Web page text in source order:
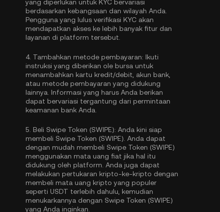
yang diperlukan untuk KYC bervariasi
berdasarkan kebangsaan dan wilayah Anda.
Pengguna yang lulus verifikasi KYC akan
mendapatkan akses ke lebih banyak fitur dan
layanan di platform tersebut.
4. Tambahkan metode pembayaran: Ikuti
instruksi yang diberikan ole bursa untuk
menambahkan kartu kredit/debit, akun bank,
atau metode pembayaran yang didukung
lainnya. Informasi yang harus Anda berikan
dapat bervariasi tergantung dari permintaan
keamanan bank Anda.
5. Beli Swipe Token (SWIPE): Anda kini siap
membeli Swipe Token (SWIPE). Anda dapat
dengan mudah membeli Swipe Token (SWIPE)
menggunakan mata uang fiat jika hal itu
didukung oleh platform. Anda juga dapat
melakukan pertukaran kripto-ke-kripto dengan
membeli mata uang kripto yang populer
seperti USDT terlebih dahulu, kemudian
menukarkannya dengan Swipe Token (SWIPE)
yang Anda inginkan.